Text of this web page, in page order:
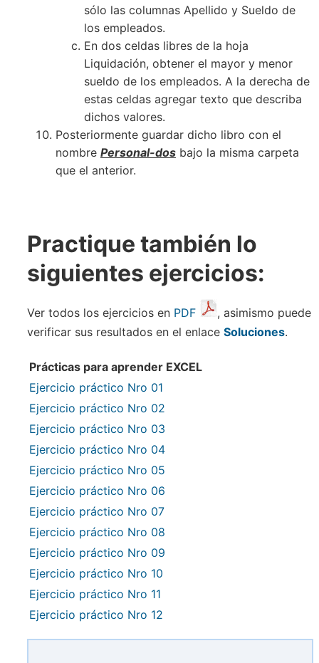
sólo las columnas Apellido y Sueldo de
los empleados.
En dos celdas libres de la hoja
Liquidación, obtener el mayor y menor
sueldo de los empleados. A la derecha de
estas celdas agregar texto que describa
dichos valores.
Posteriormente guardar dicho libro con el
nombre Personal-dos bajo la misma carpeta
que el anterior.
Practique también lo
siguientes ejercicios:
Ver todos los ejercicios en PDF
, asimismo puede
verificar sus resultados en el enlace Soluciones.
Prácticas para aprender EXCEL
Ejercicio práctico Nro 01
Ejercicio práctico Nro 02
Ejercicio práctico Nro 03
Ejercicio práctico Nro 04
Ejercicio práctico Nro 05
Ejercicio práctico Nro 06
Ejercicio práctico Nro 07
Ejercicio práctico Nro 08
Ejercicio práctico Nro 09
Ejercicio práctico Nro 10
Ejercicio práctico Nro 11
Ejercicio práctico Nro 12